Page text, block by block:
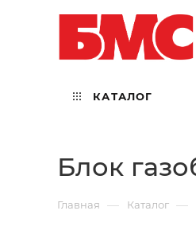
КАТАЛОГ
Блок
Главная — Каталог —